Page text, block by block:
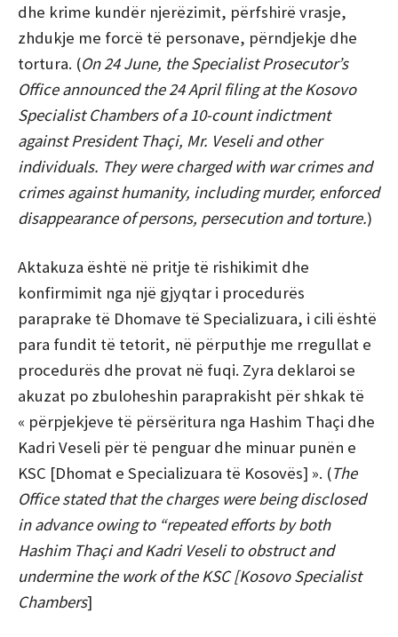
dhe krime kundër njerëzimit, përfshirë vrasje,
zhdukje me forcë të personave, përndjekje dhe
tortura. (On 24 June, the Specialist Prosecutor’s
Office announced the 24 April filing at the Kosovo
Specialist Chambers of a 10-count indictment
against President Thaçi, Mr. Veseli and other
individuals. They were charged with war crimes and
crimes against humanity, including murder, enforced
disappearance of persons, persecution and torture.)
Aktakuza është në pritje të rishikimit dhe
konfirmimit nga një gjyqtar i procedurës
paraprake të Dhomave të Specializuara, i cili është
para fundit të tetorit, në përputhje me rregullat e
procedurës dhe provat në fuqi. Zyra deklaroi se
akuzat po zbuloheshin paraprakisht për shkak të
« përpjekjeve të përsëritura nga Hashim Thaçi dhe
Kadri Veseli për të penguar dhe minuar punën e
KSC [Dhomat e Specializuara të Kosovës] ». (The
Office stated that the charges were being disclosed
in advance owing to “repeated efforts by both
Hashim Thaçi and Kadri Veseli to obstruct and
undermine the work of the KSC [Kosovo Specialist
Chambers]